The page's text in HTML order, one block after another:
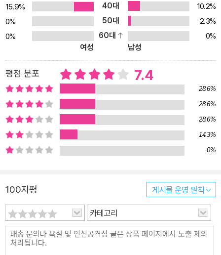
15.9%
40대
10.2%
0%
50대
2.3%
0%
60대
0%
여성
남성
평점 분포 7.4
28.6%
28.6%
28.6%
14.3%
0%
100자평 게시물 운영 원칙
카테고리